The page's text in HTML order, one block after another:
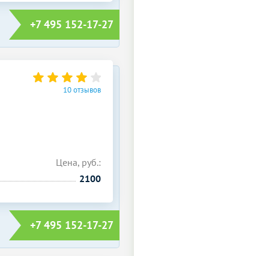
+7 495 152-17-27
10 отзывов
Цена, руб.:
2100
+7 495 152-17-27